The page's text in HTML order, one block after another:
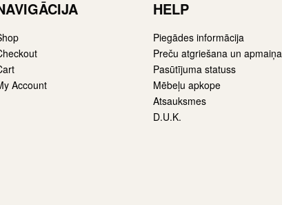
Account
HELP
Piegādes informācija
Preču atgriešana un apmaiņa
Pasūtījuma statuss
Mēbeļu apkope
Atsauksmes
D.U.K.